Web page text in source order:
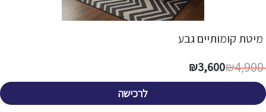
מיטת קומותיים גבע
4,900
₪
3,600
₪
לרכישה